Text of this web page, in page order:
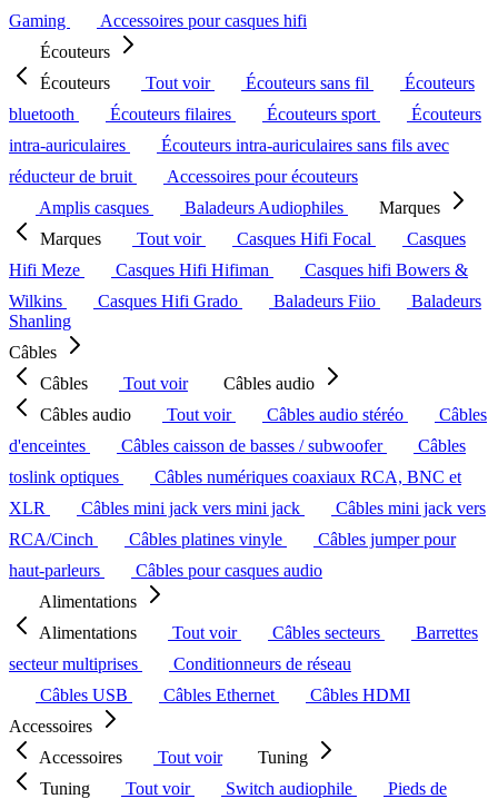
Gaming
Accessoires pour casques hifi
Écouteurs
Écouteurs
Tout voir Écouteurs sans fil
Écouteurs
bluetooth
Écouteurs filaires Écouteurs sport
Écouteurs
intra-auriculaires
Écouteurs intra-auriculaires sans fils avec
réducteur de bruit
Accessoires pour écouteurs
Amplis casques
Baladeurs Audiophiles
Marques
Marques
Tout voir Casques Hifi Focal
Casques
Hifi Meze
Casques Hifi Hifiman
Casques hifi Bowers &
Wilkins
Casques Hifi Grado Baladeurs Fiio
Baladeurs
Shanling
Câbles
Câbles
Tout voir
Câbles audio
Câbles audio
Tout voir Câbles audio stéréo
Câbles
d'enceintes
Câbles caisson de basses / subwoofer
Câbles
toslink optiques
Câbles numériques coaxiaux RCA, BNC et
XLR
Câbles mini jack vers mini jack
Câbles mini jack vers
RCA/Cinch
Câbles platines vinyle
Câbles jumper pour
haut-parleurs
Câbles pour casques audio
Alimentations
Alimentations
Tout voir Câbles secteurs
Barrettes
secteur multiprises
Conditionneurs de réseau
Câbles USB
Câbles Ethernet
Câbles HDMI
Accessoires
Accessoires
Tout voir
Tuning
Tuning
Tout voir Switch audiophile
Pieds de